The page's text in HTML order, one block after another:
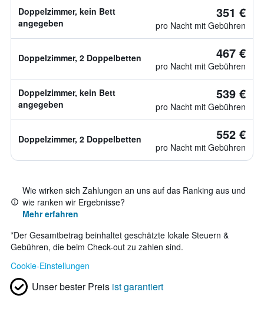
Doppelzimmer, kein Bett
angegeben
351 €
pro Nacht mit Gebühren
Doppelzimmer, 2 Doppelbetten 467 €
pro Nacht mit Gebühren
Doppelzimmer, kein Bett
angegeben
539 €
pro Nacht mit Gebühren
Doppelzimmer, 2 Doppelbetten 552 €
pro Nacht mit Gebühren
Wie wirken sich Zahlungen an uns auf das Ranking aus und
wie ranken wir Ergebnisse?
Mehr erfahren
*Der Gesamtbetrag beinhaltet geschätzte lokale Steuern &
Gebühren, die beim Check-out zu zahlen sind.
Cookie-Einstellungen
Unser bester Preis ist garantiert